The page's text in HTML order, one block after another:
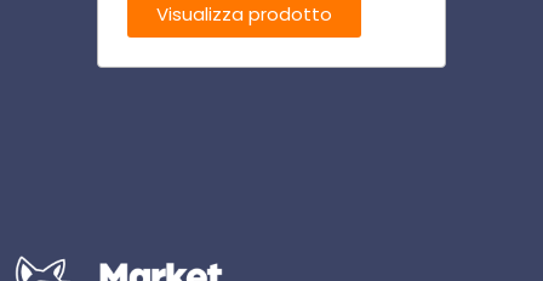
Visualizza prodotto